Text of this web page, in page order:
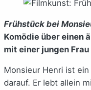
Frühstück bei
Komödie über einen
mit einer jungen
Monsieur Henri ist
darauf. Er lebt allein